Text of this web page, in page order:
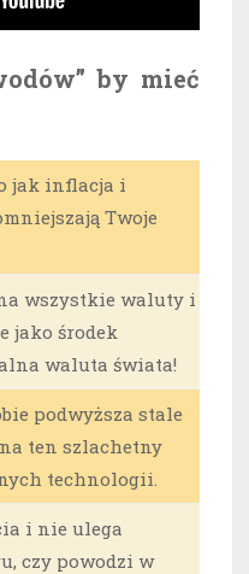
by mieć
jak inflacja i
Twoje
wszystkie waluty i
jako środek
waluta świata!
podwyższa stale
ten szlachetny
technologii.
i nie ulega
czy powodzi w